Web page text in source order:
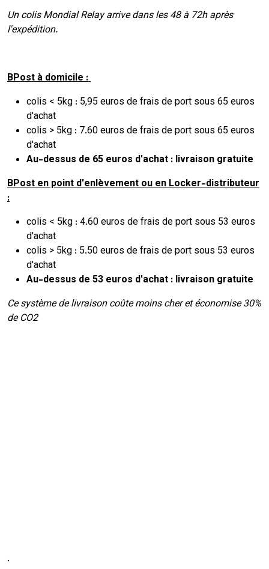
Un colis Mondial Relay arrive dans les 48 à 72h après
l'expédition.
BPost à domicile :
colis < 5kg : 5,95 euros de frais de port sous 65 euros
d'achat
colis > 5kg : 7.60 euros de frais de port sous 65 euros
d'achat
Au-dessus de 65 euros d'achat : livraison gratuite
BPost en point d'enlèvement ou en Locker-distributeur
:
colis < 5kg : 4.60 euros de frais de port sous 53 euros
d'achat
colis > 5kg : 5.50 euros de frais de port sous 53 euros
d'achat
Au-dessus de 53 euros d'achat : livraison gratuite
Ce système de livraison coûte moins cher et économise 30%
de CO2
.